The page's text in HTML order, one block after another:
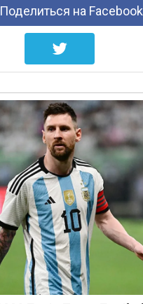
Поделиться на Facebook